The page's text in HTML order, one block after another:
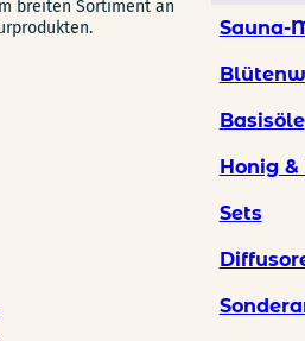
springen
Gratis
breiten Sortiment an
Sauna-
Basisöle
Honig
Sets